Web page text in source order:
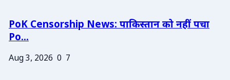
PoK Censorship News: पाकिस्तान को नहीं पचा
Po...
Aug 3, 2026 0 7